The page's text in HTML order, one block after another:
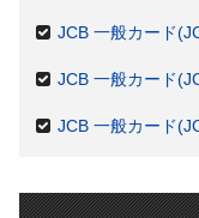
JCB 一般カード
JCB 一般カード
JCB 一般カード